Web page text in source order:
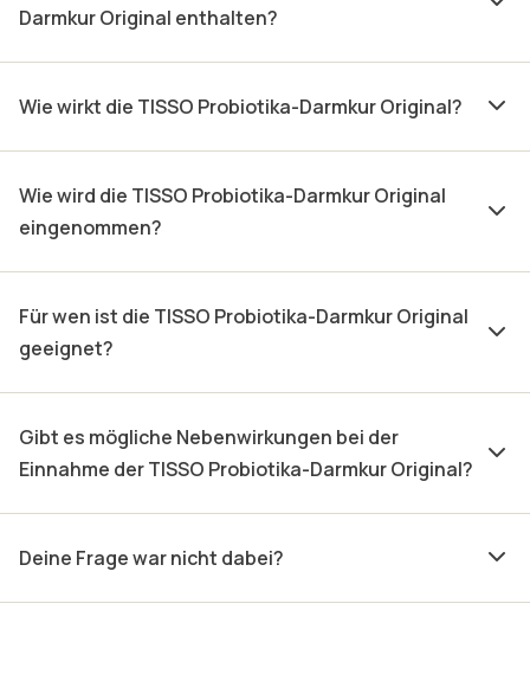
Darmkur Original enthalten?
Wie wirkt die TISSO Probiotika-Darmkur Original?
Wie wird die TISSO Probiotika-Darmkur Original
eingenommen?
Für wen ist die TISSO Probiotika-Darmkur Original
geeignet?
Gibt es mögliche Nebenwirkungen bei der
Einnahme der TISSO Probiotika-Darmkur Original?
Deine Frage war nicht dabei?